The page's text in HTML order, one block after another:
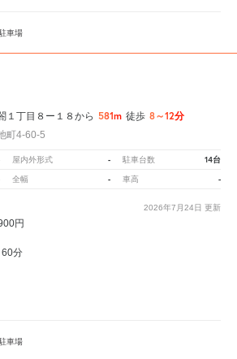
車場
１丁目８ー１８から 581m 徒歩 8～12分
町4-60-5
屋内外形式 - 駐車台数 14台
全幅 - 車高 -
2026年7月24日 更新
円
分
車場